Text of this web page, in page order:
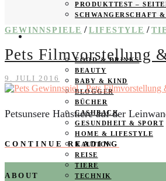
PRODUKTTEST –
SCHWANGERSCHAFT
PRODUKTTESTER GESUCHT
FOOD & DRINKS
BEAUTY
BABY & KIND
BLOGGER
BÜCHER
CASHBACK
GESUNDHEIT & SPORT
HOME & LIFESTYLE
KAUTION
REISE
TIERE
TECHNIK
GEWINNSPIELE / LIFESTYLE /
Pets Filmvorstellung
9. JULI 2016
Petsunsere Haustiere auf der
CONTINUE READING
ABOUT